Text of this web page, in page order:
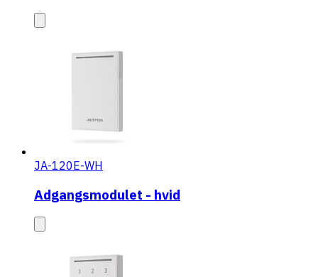
JA-120E-WH
Adgangsmodulet - hvid